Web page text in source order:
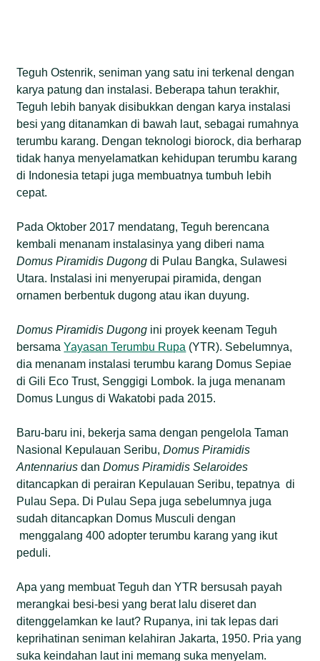
Teguh Ostenrik, seniman yang satu ini terkenal dengan
karya patung dan instalasi. Beberapa tahun terakhir,
Teguh lebih banyak disibukkan dengan karya instalasi
besi yang ditanamkan di bawah laut, sebagai rumahnya
terumbu karang. Dengan teknologi biorock, dia berharap
tidak hanya menyelamatkan kehidupan terumbu karang
di Indonesia tetapi juga membuatnya tumbuh lebih
cepat.
Pada Oktober 2017 mendatang, Teguh berencana
kembali menanam instalasinya yang diberi nama
Domus Piramidis Dugong di Pulau Bangka, Sulawesi
Utara. Instalasi ini menyerupai piramida, dengan
ornamen berbentuk dugong atau ikan duyung.
Domus Piramidis Dugong ini proyek keenam Teguh
bersamaYayasan Terumbu Rupa (YTR). Sebelumnya,
dia menanam instalasi terumbu karang Domus Sepiae
di Gili Eco Trust, Senggigi Lombok. Ia juga menanam
Domus Lungus di Wakatobi pada 2015.
Baru-baru ini, bekerja sama dengan pengelola Taman
Nasional Kepulauan Seribu,Domus Piramidis
Antennarius danDomus Piramidis Selaroides
ditancapkan di perairan Kepulauan Seribu, tepatnya di
Pulau Sepa. Di Pulau Sepa juga sebelumnya juga
sudah ditancapkan Domus Musculi dengan
menggalang 400 adopter terumbu karang yang ikut
peduli.
Apa yang membuat Teguh dan YTR bersusah payah
merangkai besi-besi yang berat lalu diseret dan
ditenggelamkan ke laut? Rupanya, ini tak lepas dari
keprihatinan seniman kelahiran Jakarta, 1950. Pria yang
suka keindahan laut ini memang suka menyelam.